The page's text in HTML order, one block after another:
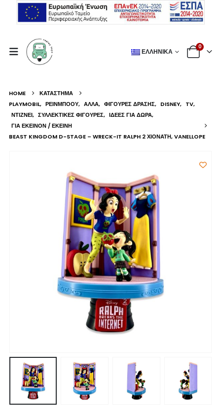
ΕΛΛΗΝΙΚΆ
0
HOME
ΚΑΤΆΣΤΗΜΑ
PLAYMOBIL, ΡΕΙΝΜΠΟΟΥ, ΆΛΛΑ, ΦΙΓΟΎΡΕΣ ΔΡΆΣΗΣ, DISNEY, TV,
ΝΤΙΖΝΕΙ, ΣΥΛΛΕΚΤΙΚΈΣ ΦΙΓΟΎΡΕΣ, ΙΔΈΕΣ ΓΙΑ ΔΏΡΑ,
ΓΙΑ ΕΚΕΊΝΟΝ / ΕΚΕΊΝΗ
BEAST KINGDOM D-STAGE – WRECK-IT RALPH 2 ΧΙΟΝΆΤΗ, VANELLOPE